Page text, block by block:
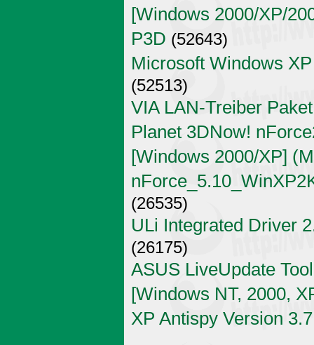
[Windows 2000/XP/
P3D (52643)
Microsoft Windows
(52513)
VIA LAN-Treiber
Planet 3DNow!
[Windows 2000/XP]
(26535)
ULi Integrated Driver
(26175)
ASUS LiveUpdate
[Windows NT, 2000,
XP Antispy Version